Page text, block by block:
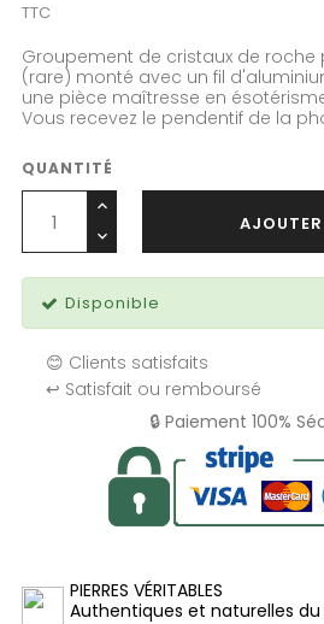
TTC
Groupement de cristaux de roche
(rare) monté avec un fil
une pièce maîtresse en ésotérisme.
Vous recevez le pendentif de la
QUANTITÉ
Disponible
😊 Clients satisfaits
↩️ Satisfait ou remboursé
🔒 Paiement 100%
PIERRES VÉRITABLES
Authentiques et naturelles